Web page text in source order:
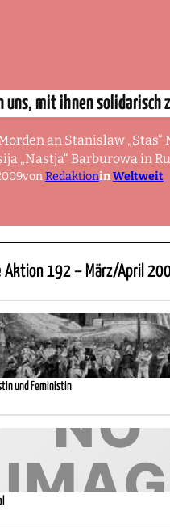
uns, mit ihnen solidarisch
an Stanislaw „Stas“
„Nastja“ Barburowa in
vonRedaktioninWeltweit
Aktion 192 – März/April
und Feministin